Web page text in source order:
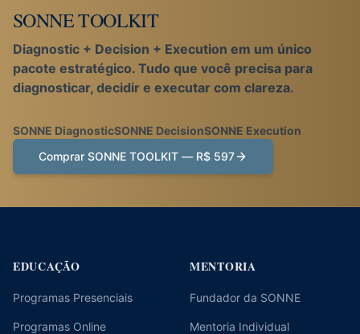
SONNE TOOLKIT
Diagnostic + Decision + Execution em um único
pacote estratégico. Tudo que você precisa para
diagnosticar, decidir e executar com clareza.
SONNE DiagnosticSONNE DecisionSONNE Execution
Comprar SONNE TOOLKIT — R$ 597
EDUCAÇÃO
Programas Presenciais
Programas Online
MENTORIA
Fundador da SONNE
Mentoria Individual